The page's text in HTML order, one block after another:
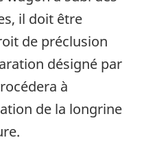
il doit être
de préclusion
désigné par
à
de la longrine